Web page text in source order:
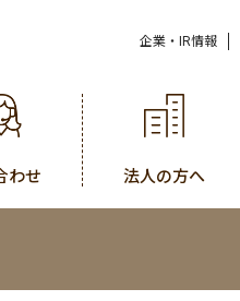
企業・IR情報
わせ 法人の方へ